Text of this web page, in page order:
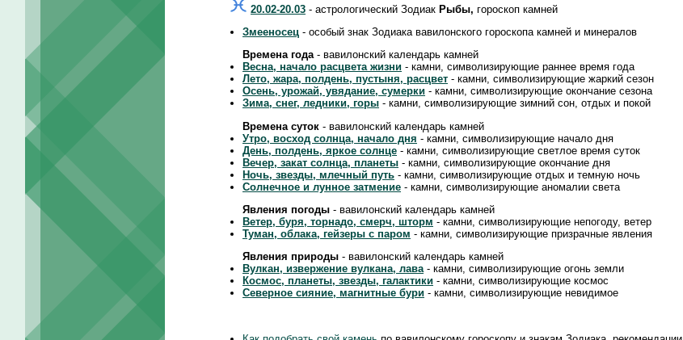
20.02-20.03 - астрологический Зодиак Рыбы, гороскоп камней
Змееносец - особый знак Зодиака вавилонского гороскопа камней и минералов
Времена года- вавилонский календарь камней
Весна, начало расцвета жизни - камни, символизирующие раннее время года
Лето, жара, полдень, пустыня, расцвет - камни, символизирующие жаркий сезон
Осень, урожай, увядание, сумерки - камни, символизирующие окончание сезона
Зима, снег, ледники, горы - камни, символизирующие зимний сон, отдых и покой
Времена суток - вавилонский календарь камней
Утро, восход солнца, начало дня - камни, символизирующие начало дня
День, полдень, яркое солнце - камни, символизирующие светлое время суток
Вечер, закат солнца, планеты - камни, символизирующие окончание дня
Ночь, звезды, млечный путь - камни, символизирующие отдых и темную ночь
Солнечное и лунное затмение - камни, символизирующие аномалии света
Явления погоды - вавилонский календарь камней
Ветер, буря, торнадо, смерч, шторм - камни, символизирующие непогоду, ветер
Туман, облака, гейзеры с паром - камни, символизирующие призрачные явления
Явления природы - вавилонский календарь камней
Вулкан, извержение вулкана, лава- камни, символизирующие огонь земли
Космос, планеты, звезды, галактики - камни, символизирующие космос
Северное сияние, магнитные бури - камни, символизирующие невидимое